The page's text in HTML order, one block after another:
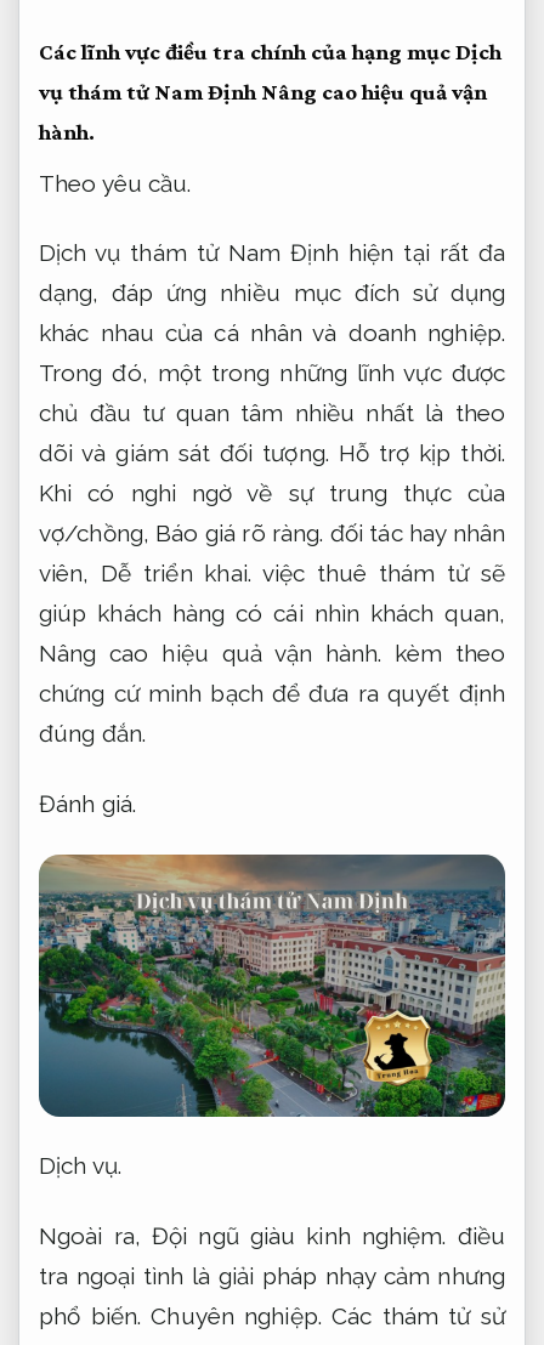
Các lĩnh vực điều tra chính của hạng mục Dịch
vụ thám tử Nam ĐịnhNâng cao hiệu quả vận
hành.
Theo yêu cầu.
Dịch vụ thám tử Nam Định hiện tại rất đa
dạng, đáp ứng nhiều mục đích sử dụng
khác nhau của cá nhân và doanh nghiệp.
Trong đó, một trong những lĩnh vực được
chủ đầu tư quan tâm nhiều nhất là theo
dõi và giám sát đối tượng. Hỗ trợ kịp thời.
Khi có nghi ngờ về sự trung thực của
vợ/chồng, Báo giá rõ ràng. đối tác hay nhân
viên, Dễ triển khai. việc thuê thám tử sẽ
giúp khách hàng có cái nhìn khách quan,
Nâng cao hiệu quả vận hành. kèm theo
chứng cứ minh bạch để đưa ra quyết định
đúng đắn.
Đánh giá.
Dịch vụ.
Ngoài ra, Đội ngũ giàu kinh nghiệm. điều
tra ngoại tình là giải pháp nhạy cảm nhưng
phổ biến.Chuyên nghiệp. Các thám tử sử